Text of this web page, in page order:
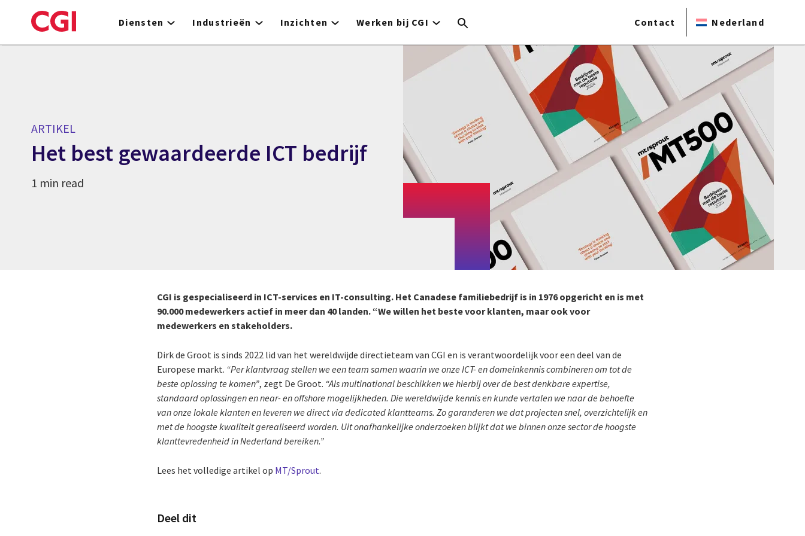
to
Diensten Industrieën Inzichten Werken bij CGI Contact Nederland
ARTIKEL
Het best gewaardeerde ICT bedrijf
1 min read
CGI is gespecialiseerd in ICT-services en IT-consulting. Het Canadese familiebedrijf is in 1976 opgericht en is met
90.000 medewerkers actief in meer dan 40 landen. “We willen het beste voor klanten, maar ook voor
medewerkers en stakeholders.
Dirk de Groot is sinds 2022 lid van het wereldwijde directieteam van CGI en is verantwoordelijk voor een deel van de
Europese markt. “Per klantvraag stellen we een team samen waarin we onze ICT- en domeinkennis combineren om tot de
beste oplossing te komen”, zegt De Groot. “Als multinational beschikken we hierbij over de best denkbare expertise,
standaard oplossingen en near- en offshore mogelijkheden. Die wereldwijde kennis en kunde vertalen we naar de behoefte
van onze lokale klanten en leveren we direct via dedicated klantteams. Zo garanderen we dat projecten snel, overzichtelijk en
met de hoogste kwaliteit gerealiseerd worden. Uit onafhankelijke onderzoeken blijkt dat we binnen onze sector de hoogste
klanttevredenheid in Nederland bereiken.”
Lees het volledige artikel op MT/Sprout.
Deel dit